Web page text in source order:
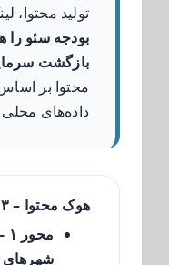
تولید محتوا،
بودجه سئو را
بازگشت
داده‌های محلی
هوک محتوا – ۳ محور اصلی که باید بدانید
شهرهای